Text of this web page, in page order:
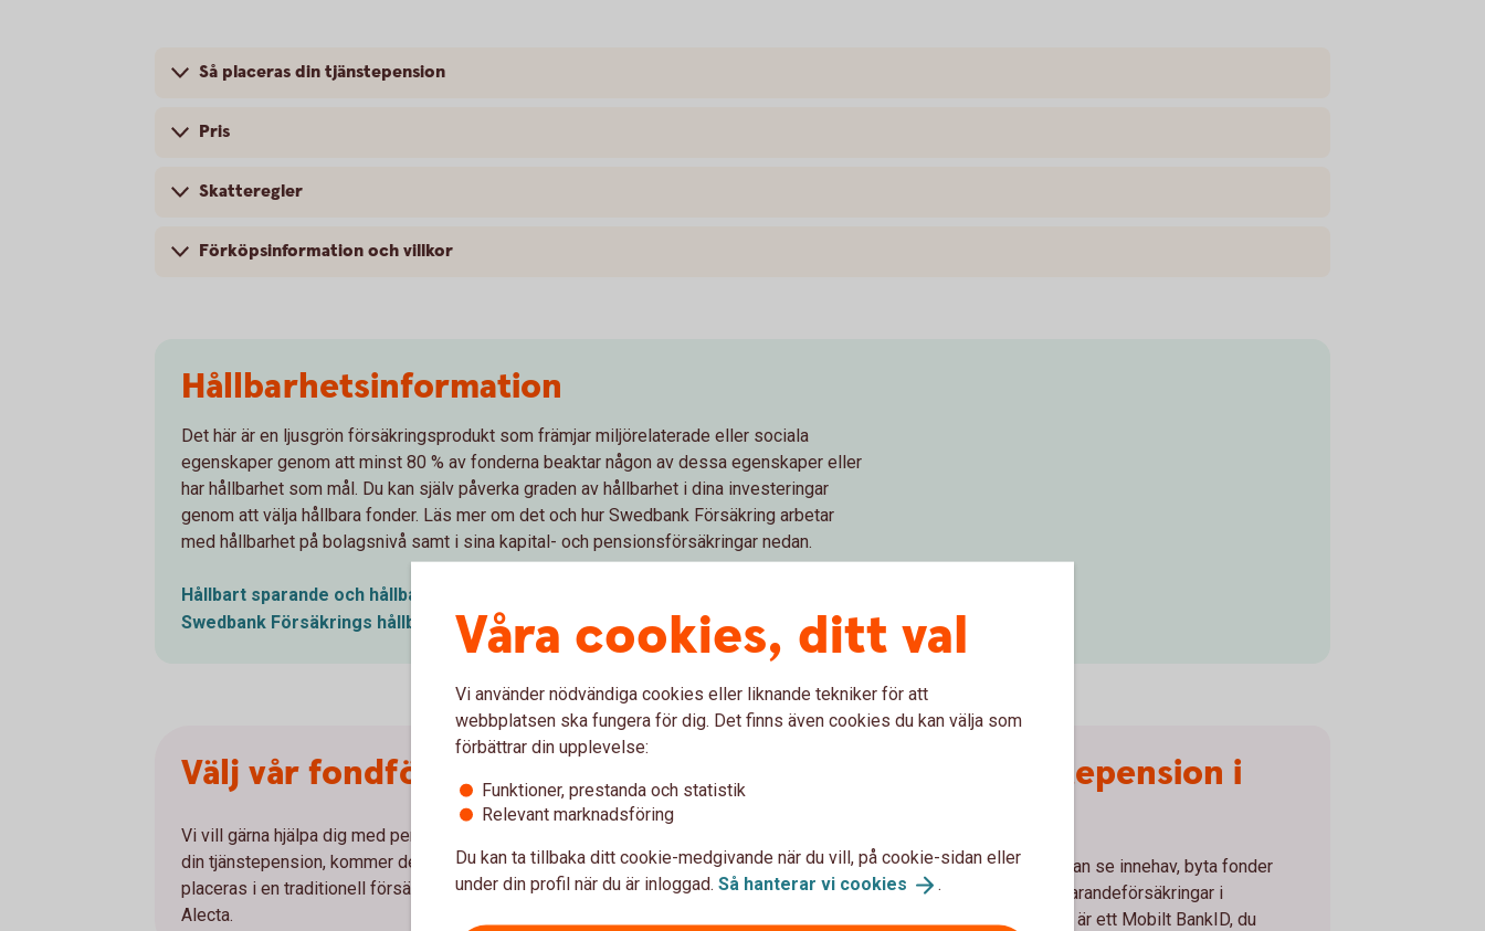
Så placeras din tjänstepension
Pris
Skatteregler
Förköpsinformation och villkor
Hållbarhetsinformation
Det här är en ljusgrön försäkringsprodukt som främjar miljörelaterade eller sociala
egenskaper genom att minst 80 % av fonderna beaktar någon av dessa egenskaper eller
har hållbarhet som mål. Du kan själv påverka graden av hållbarhet i dina investeringar
genom att välja hållbara fonder. Läs mer om det och hur Swedbank Försäkring arbetar
med hållbarhet på bolagsnivå samt i sina kapital- och pensionsförsäkringar nedan.
Hållbart sparande och hållbara
Swedbank Försäkrings hållbarhetsarbete
Välj vår fondförsäkring
Vi vill gärna hjälpa dig med pensionsvalet. Om du inte gör ett val för
din tjänstepension, kommer de premier din arbetsgivare betalar att
placeras i en traditionell försäkring utan återbetalningsskydd hos
Alecta.
Hantera din tjänstepension i
Mina försäkringar är en portal där du kan se innehav, byta fonder
och ändra framtida insättningar för sparandeförsäkringar i
Swedbank Försäkring. Allt du behöver är ett Mobilt BankID, du
Våra cookies, ditt val
Vi använder nödvändiga cookies eller liknande tekniker för att
webbplatsen ska fungera för dig. Det finns även cookies du kan välja som
förbättrar din upplevelse:
Funktioner, prestanda och statistik
Relevant marknadsföring
Du kan ta tillbaka ditt cookie-medgivande när du vill, på cookie-sidan eller
under din profil när du är inloggad. Så hanterar vi cookies .